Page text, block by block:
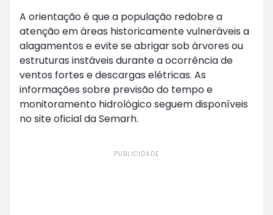
A orientação é que a população redobre a
atenção em áreas historicamente vulneráveis a
alagamentos e evite se abrigar sob árvores ou
estruturas instáveis durante a ocorrência de
ventos fortes e descargas elétricas. As
informações sobre previsão do tempo e
monitoramento hidrológico seguem disponíveis
no site oficial da Semarh.
PUBLICIDADE